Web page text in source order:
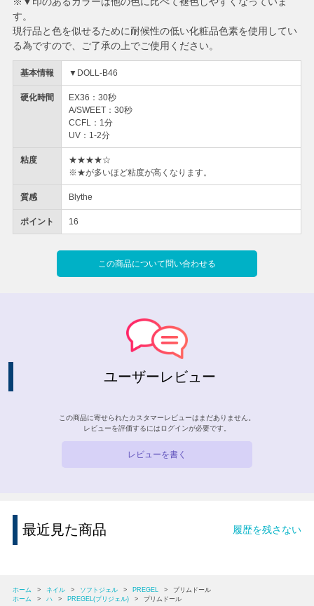
基本情報 ▼DOLL-B46
硬化時間
EX36：30秒
A/SWEET：30秒
CCFL：1分
UV：1-2分
粘度
★★★★☆
※★が多いほど粘度が高くなります。
質感 Blythe
ポイント 16
この商品について問い合わせる
す。
現行品と色を似せるために耐候性の低い化粧品色素を使用してい
る為ですので、ご了承の上でご使用ください。
ユーザーレビュー
この商品に寄せられたカスタマーレビューはまだありません。
レビューを評価するには ログインが必要です。
レビューを書く
最近見た商品 履歴を残さない
ホーム > ネイル > ソフトジェル > PREGEL >
プリムドール
ホーム
> ハ > PREGEL(プリジェル) > プリムドール